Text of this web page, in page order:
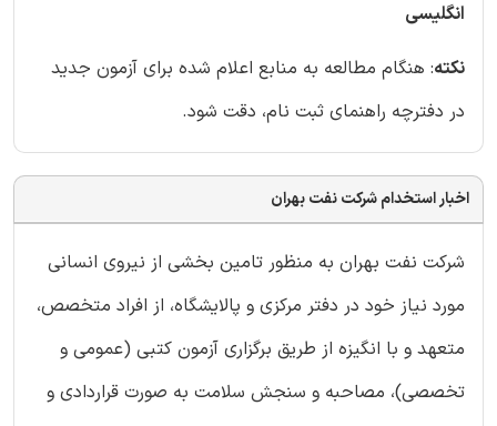
انگلیسی
نکته: هنگام مطالعه به منابع اعلام شده برای آزمون جدید
در دفترچه راهنمای ثبت نام، دقت شود.
اخبار استخدام شرکت نفت بهران
شرکت نفت بهران به منظور تامین بخشی از نیروی انسانی
مورد نیاز خود در دفتر مرکزی و پالایشگاه، از افراد متخصص،
متعهد و با انگيزه از طريق برگزاری آزمون کتبی (عمومی و
تخصصی)، مصاحبه و سنجش سلامت به صورت قراردادی و